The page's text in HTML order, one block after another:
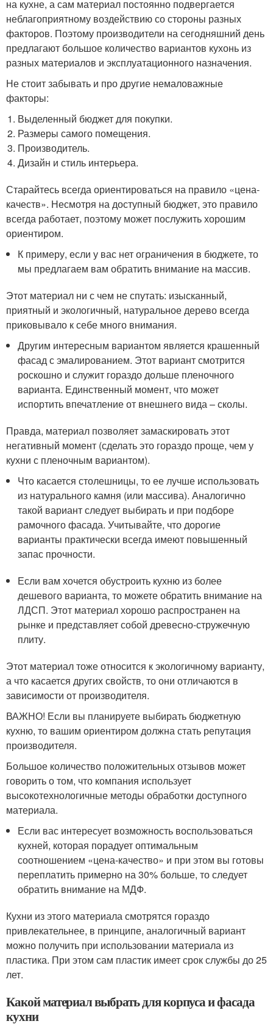
на кухне, а сам материал постоянно подвергается
неблагоприятному воздействию со стороны разных
факторов. Поэтому производители на сегодняшний день
предлагают большое количество вариантов кухонь из
разных материалов и эксплуатационного назначения.
Не стоит забывать и про другие немаловажные
факторы:
Выделенный бюджет для покупки.
Размеры самого помещения.
Производитель.
Дизайн и стиль интерьера.
Старайтесь всегда ориентироваться на правило «цена-
качеств». Несмотря на доступный бюджет, это правило
всегда работает, поэтому может послужить хорошим
ориентиром.
К примеру, если у вас нет ограничения в бюджете, то
мы предлагаем вам обратить внимание на массив.
Этот материал ни с чем не спутать: изысканный,
приятный и экологичный, натуральное дерево всегда
приковывало к себе много внимания.
Другим интересным вариантом является крашенный
фасад с эмалированием. Этот вариант смотрится
роскошно и служит гораздо дольше пленочного
варианта. Единственный момент, что может
испортить впечатление от внешнего вида – сколы.
Правда, материал позволяет замаскировать этот
негативный момент (сделать это гораздо проще, чем у
кухни с пленочным вариантом).
Что касается столешницы, то ее лучше использовать
из натурального камня (или массива). Аналогично
такой вариант следует выбирать и при подборе
рамочного фасада. Учитывайте, что дорогие
варианты практически всегда имеют повышенный
запас прочности.
Если вам хочется обустроить кухню из более
дешевого варианта, то можете обратить внимание на
ЛДСП. Этот материал хорошо распространен на
рынке и представляет собой древесно-стружечную
плиту.
Этот материал тоже относится к экологичному варианту,
а что касается других свойств, то они отличаются в
зависимости от производителя.
ВАЖНО! Если вы планируете выбирать бюджетную
кухню, то вашим ориентиром должна стать репутация
производителя.
Большое количество положительных отзывов может
говорить о том, что компания использует
высокотехнологичные методы обработки доступного
материала.
Если вас интересует возможность воспользоваться
кухней, которая порадует оптимальным
соотношением «цена-качество» и при этом вы готовы
переплатить примерно на 30% больше, то следует
обратить внимание на МДФ.
Кухни из этого материала смотрятся гораздо
привлекательнее, в принципе, аналогичный вариант
можно получить при использовании материала из
пластика. При этом сам пластик имеет срок службы до 25
лет.
Какой материал выбрать для корпуса и фасада
кухни